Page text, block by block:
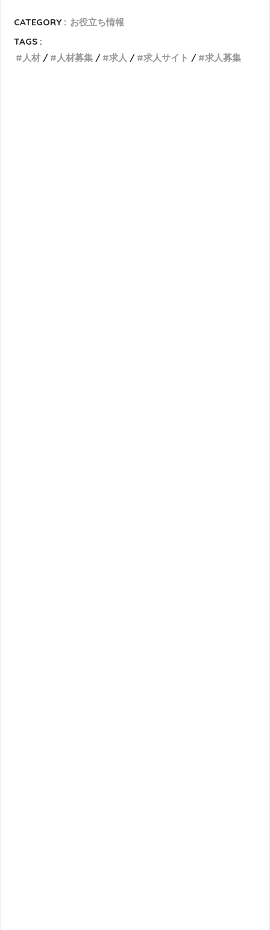
CATEGORY : お役立ち情報
TAGS :
人材
人材募集 求人 求人サイト 求人募集